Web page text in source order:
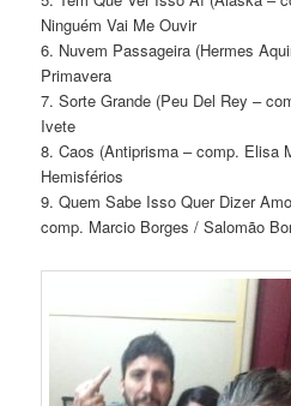
Ninguém Vai Me Ouvir
6. Nuvem Passageira (Hermes
Primavera
7. Sorte Grande (Peu Del Rey –
Ivete
8. Caos (Antiprisma – comp. Elisa
Hemisférios
9. Quem Sabe Isso Quer Dizer
comp. Marcio Borges / Salomão